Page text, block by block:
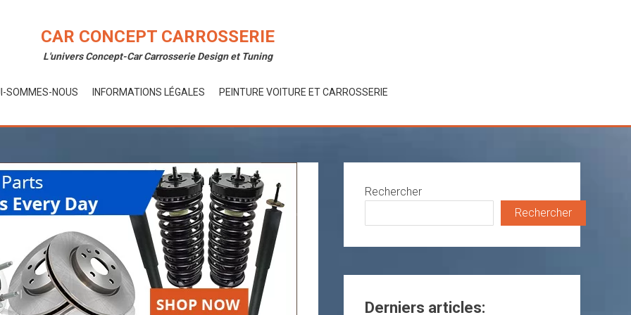
CAR CONCEPT CARROSSERIE
L'univers Concept-Car Carrosserie Design et Tuning
SOMMES-NOUS INFORMATIONS LÉGALES PEINTURE VOITURE ET CARROSSERIE
Rechercher
Rechercher
Derniers articles: